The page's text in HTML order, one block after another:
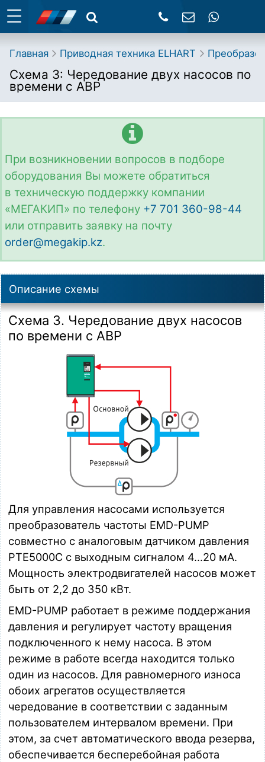
Главная Приводная техника ELHART
Схема 3: Чередование двух насосов по
времени с АВР
При возникновении вопросов в подборе
оборудования Вы можете обратиться
в техническую поддержку компании
«МЕГАКИП» по телефону +7 701 360-98-44
или отправить заявку на почту
order@megakip.kz.
Описание схемы
Схема 3. Чередование двух насосов
по времени с АВР
Для управления насосами используется
преобразователь частоты EMD-PUMP
совместно с аналоговым датчиком давления
PTE5000C с выходным сигналом 4…20 мА.
Мощность электродвигателей насосов может
быть от 2,2 до 350 кВт.
EMD-PUMP работает в режиме поддержания
давления и регулирует частоту вращения
подключенного к нему насоса. В этом
режиме в работе всегда находится только
один из насосов. Для равномерного износа
обоих агрегатов осуществляется
чередование в соответствии с заданным
пользователем интервалом времени. При
этом, за счет автоматического ввода резерва,
обеспечивается бесперебойная работа